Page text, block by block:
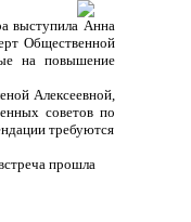
выступила Анна
Общественной
на повышение
Алексеевной,
советов по
требуются
прошла